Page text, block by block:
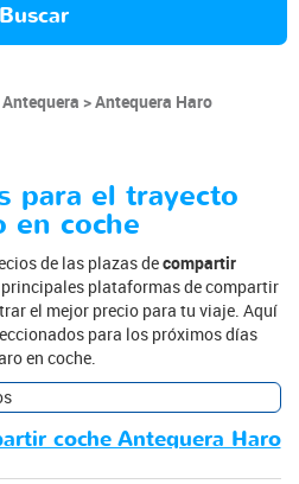
Buscar
Antequera
Antequera Haro
para el trayecto
en coche
de las plazas decompartir
plataformas de compartir
el mejor precio para tu viaje. Aquí
para los próximos días
en coche.
coche Antequera Haro